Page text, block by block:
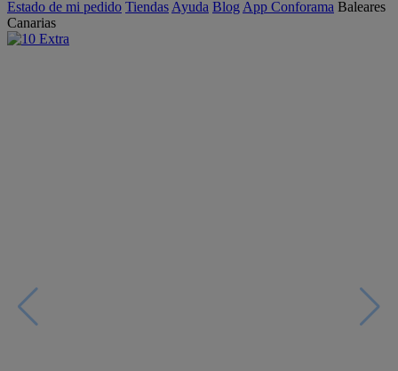
Estado de mi pedido Tiendas Ayuda Blog App Conforama Baleares
Canarias